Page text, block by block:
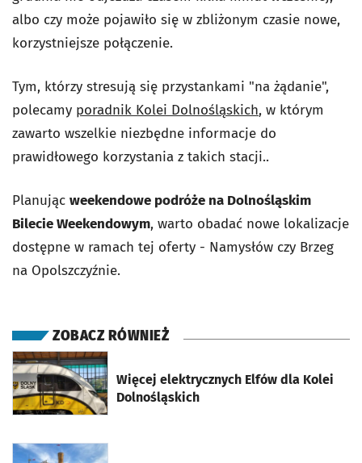
albo czy może pojawiło się w zbliżonym czasie nowe,
korzystniejsze połączenie.
Tym, którzy stresują się przystankami "na żądanie",
polecamy poradnik Kolei Dolnośląskich, w którym
zawarto wszelkie niezbędne informacje do
prawidłowego korzystania z takich stacji..
Planując weekendowe podróże na Dolnośląskim
Bilecie Weekendowym, warto obadać nowe lokalizacje
dostępne w ramach tej oferty - Namysłów czy Brzeg
na Opolszczyźnie.
ZOBACZ RÓWNIEŻ
Więcej elektrycznych Elfów dla Kolei
Dolnośląskich
otworzy się w nowej karcie
otworzy się w nowej karcie